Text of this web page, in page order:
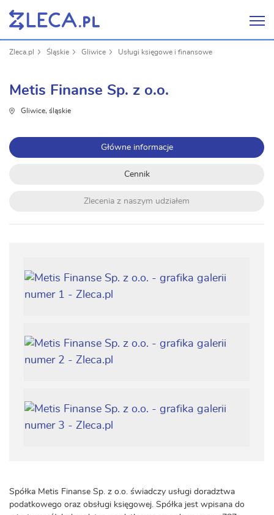
Zleca.pl Śląskie Gliwice Usługi księgowe i finansowe
Metis Finanse Sp. z o.o.
Gliwice, śląskie
Główne informacje
Cennik
Zlecenia z naszym udziałem
Spółka Metis Finanse Sp. z o.o. świadczy usługi doradztwa
podatkowego oraz obsługi księgowej. Spółka jest wpisana do